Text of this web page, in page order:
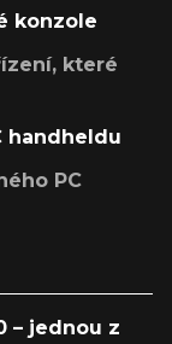
konzole
které
handheldu
PC
– jednou z